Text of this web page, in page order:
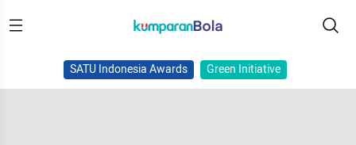
SATU Indonesia Awards Green Initiative